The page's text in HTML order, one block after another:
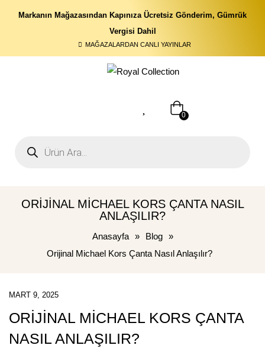
Markanın Mağazasından Kapınıza Ücretsiz Gönderim, Gümrük
Vergisi Dahil
MAĞAZALARDAN CANLI YAYINLAR
0
ORIJINAL MICHAEL KORS ÇANTA NASIL
ANLAŞILIR?
Anasayfa » Blog
»
Orijinal Michael Kors Çanta Nasıl Anlaşılır?
MART 9, 2025
ORIJINAL MICHAEL KORS ÇANTA
NASIL ANLAŞILIR?